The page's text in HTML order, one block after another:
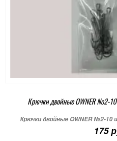
Крючки двойные OWNER №2-
Крючки двойные OWNER №2-
175